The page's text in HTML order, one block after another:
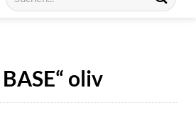
nach:
oliv